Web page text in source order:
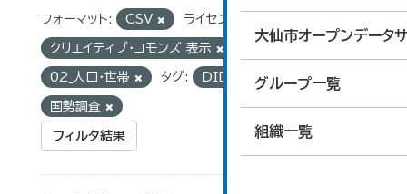
大仙市オープンデータ
グループ一覧
組織一覧
フォーマット: CSV ライセンス:
クリエイティブ・コモンズ 表示
02_人口・世帯 タグ: DID地区
国勢調査
フィルタ結果